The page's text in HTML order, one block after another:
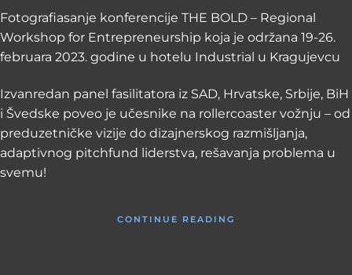
Fotografiasanje konferencije THE BOLD – Regional
Workshop for Entrepreneurship koja je održana 19-26.
februara 2023. godine u hotelu Industrial u Kragujevcu
Izvanredan panel fasilitatora iz SAD, Hrvatske, Srbije, BiH
i Švedske poveo je učesnike na rollercoaster vožnju – od
preduzetničke vizije do dizajnerskog razmišljanja,
adaptivnog pitchfund liderstva, rešavanja problema u
svemu!
CONTINUE READING